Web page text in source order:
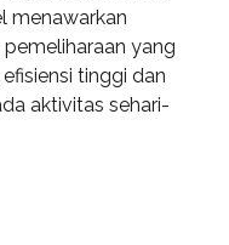
menawarkan
yang
tinggi dan
aktivitas sehari-